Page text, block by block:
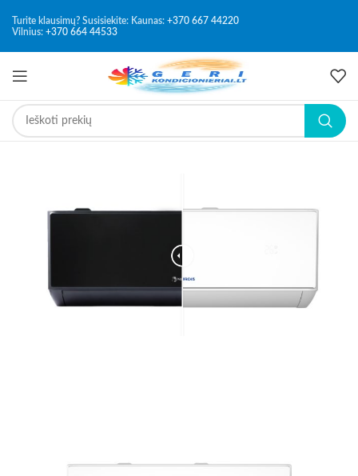
Turite klausimų? Susisiekite: Kaunas: +370 667 44220
Vilnius: +370 664 44533